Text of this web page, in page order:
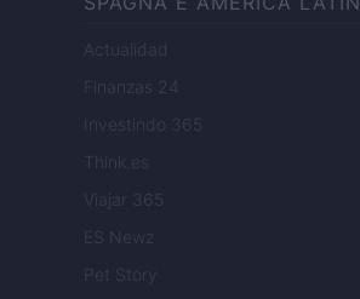
Actualidad
Finanzas 24
Investindo 365
Think.es
Viajar 365
ES Newz
Pet Story